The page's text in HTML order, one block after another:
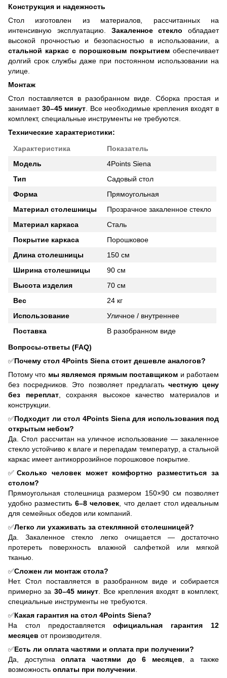
Конструкция и надежность
Стол изготовлен из материалов, рассчитанных на
интенсивную эксплуатацию. Закаленное стекло обладает
высокой прочностью и безопасностью в использовании, а
стальной каркас с порошковым покрытием обеспечивает
долгий срок службы даже при постоянном использовании на
улице.
Монтаж
Стол поставляется в разобранном виде. Сборка простая и
занимает 30–45 минут. Все необходимые крепления входят в
комплект, специальные инструменты не требуются.
Технические характеристики:
Характеристика
Показатель
Модель
4Points Siena
Тип
Садовый стол
Форма
Прямоугольная
Материал столешницы
Прозрачное закаленное стекло
Материал каркаса
Сталь
Покрытие каркаса
Порошковое
Длина столешницы
150 см
Ширина столешницы
90 см
Высота изделия
70 см
Вес
24 кг
Использование
Уличное / внутреннее
Поставка
В разобранном виде
Вопросы-ответы (FAQ)
✅Почему стол 4Points Siena стоит дешевле аналогов?
Потому что мы являемся прямым поставщиком и работаем
без посредников. Это позволяет предлагать честную цену
без переплат, сохраняя высокое качество материалов и
конструкции.
✅Подходит ли стол 4Points Siena для использования под
открытым небом?
Да. Стол рассчитан на уличное использование — закаленное
стекло устойчиво к влаге и перепадам температур, а стальной
каркас имеет антикоррозийное порошковое покрытие.
✅ Сколько человек может комфортно разместиться за
столом?
Прямоугольная столешница размером 150×90 см позволяет
удобно разместить 6–8 человек, что делает стол идеальным
для семейных обедов или компаний.
✅Легко ли ухаживать за стеклянной столешницей?
Да. Закаленное стекло легко очищается — достаточно
протереть поверхность влажной салфеткой или мягкой
тканью.
✅Сложен ли монтаж стола?
Нет. Стол поставляется в разобранном виде и собирается
примерно за 30–45минут. Все крепления входят в комплект,
специальные инструменты не требуются.
✅Какая гарантия на стол 4Points Siena?
На стол предоставляетсяофициальная гарантия 12
месяцев от производителя.
✅Есть ли оплата частями и оплата при получении?
Да, доступнаоплата частями до 6 месяцев, а также
возможность оплаты при получении.